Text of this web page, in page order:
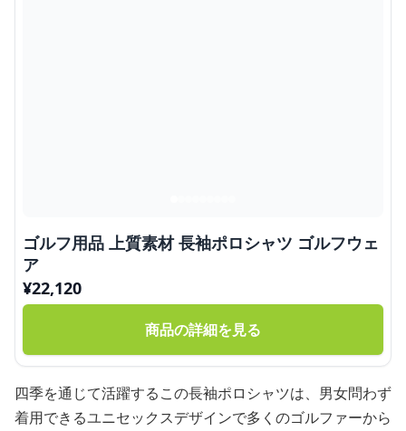
ゴルフ用品 上質素材 長袖ポロシャツ ゴルフウェ
ア
¥22,120
商品の詳細を見る
四季を通じて活躍するこの長袖ポロシャツは、男女問わず
着用できるユニセックスデザインで多くのゴルファーから